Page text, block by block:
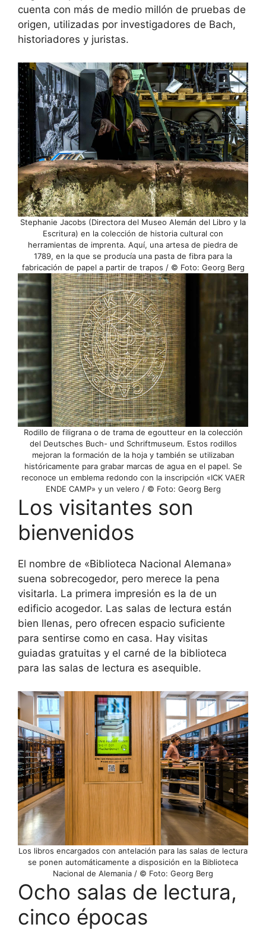
cuenta con más de medio millón de pruebas de
origen, utilizadas por investigadores de Bach,
historiadores y juristas.
Stephanie Jacobs (Directora del Museo Alemán del Libro y la
Escritura) en la colección de historia cultural con
herramientas de imprenta. Aquí, una artesa de piedra de
1789, en la que se producía una pasta de fibra para la
fabricación de papel a partir de trapos / © Foto: Georg Berg
Rodillo de filigrana o de trama de egoutteur en la colección
del Deutsches Buch- und Schriftmuseum. Estos rodillos
mejoran la formación de la hoja y también se utilizaban
históricamente para grabar marcas de agua en el papel. Se
reconoce un emblema redondo con la inscripción «ICK VAER
ENDE CAMP» y un velero / © Foto: Georg Berg
Los visitantes son
bienvenidos
El nombre de «Biblioteca Nacional Alemana»
suena sobrecogedor, pero merece la pena
visitarla. La primera impresión es la de un
edificio acogedor. Las salas de lectura están
bien llenas, pero ofrecen espacio suficiente
para sentirse como en casa. Hay visitas
guiadas gratuitas y el carné de la biblioteca
para las salas de lectura es asequible.
Los libros encargados con antelación para las salas de lectura
se ponen automáticamente a disposición en la Biblioteca
Nacional de Alemania / © Foto: Georg Berg
Ocho salas de lectura,
cinco épocas